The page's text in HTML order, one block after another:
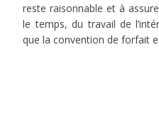
reste raisonnable et à
le temps, du travail de
que la convention de forfait